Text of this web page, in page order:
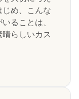
め、こんな
ることは、
らしいカス